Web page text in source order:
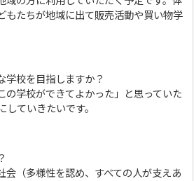
もたちが地域に出て販売活動や買い物学
学校を目指しますか？
の学校ができてよかった」と思っていた
していきたいです。
会（多様性を認め、すべての人が支えあ